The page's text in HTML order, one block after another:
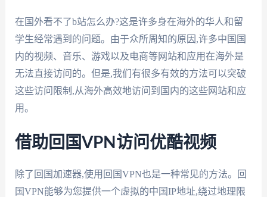
在国外看不了b站怎么办?这是许多身在海外的华人和留
学生经常遇到的问题。由于众所周知的原因,许多中国国
内的视频、音乐、游戏以及电商等网站和应用在海外是
无法直接访问的。但是,我们有很多有效的方法可以突破
这些访问限制,从海外高效地访问到国内的这些网站和应
用。
借助回国VPN访问优酷视频
除了回国加速器,使用回国VPN也是一种常见的方法。回
国VPN能够为您提供一个虚拟的中国IP地址,绕过地理限